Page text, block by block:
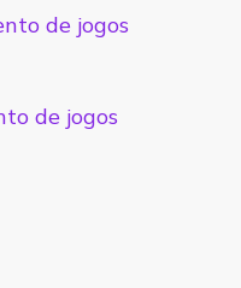
de jogos
de jogos